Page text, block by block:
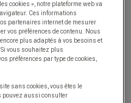
vient de
sur l'optimisation
pas à nous joindre en
répondre à toutes vos
!
cookies », notre plateforme web va
Ces informations
partenaires internet de mesurer
vos préférences de contenu. Nous
plus adaptés à vos besoins et
vous souhaitez plus
préférences par type de cookies,
sans cookies, vous êtes le
pouvez aussi consulter